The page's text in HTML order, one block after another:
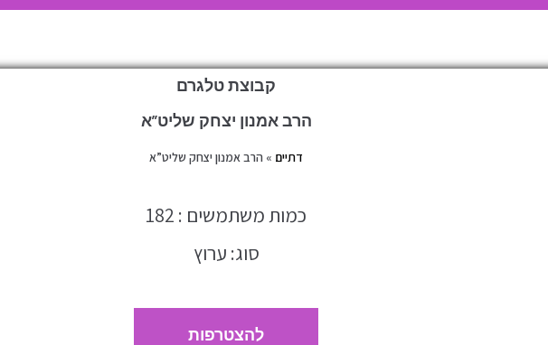
קבוצת טלגרם
הרב אמנון יצחק שליט”א
דתיים » הרב אמנון יצחק שליט”א
כמות משתמשים : 182
סוג: ערוץ
להצטרפות